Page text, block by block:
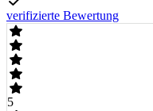
verifizierte Bewertung
5